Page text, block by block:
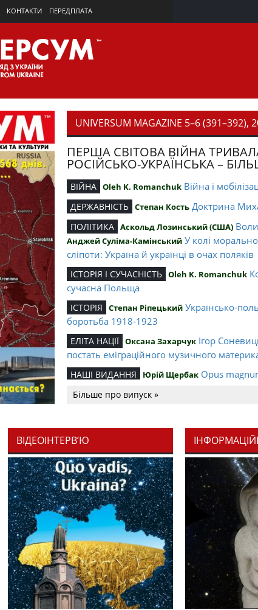
КОНТАКТИ ПЕРЕДПЛАТА
UNIVERSUM MAGAZINE 5–6 (391–392),
ПЕРША СВІТОВА ВІЙНА
РОСІЙСЬКО-УКРАЇНСЬКА –
ВІЙНА Oleh K. Romanchuk Війна і
ДЕРЖАВНІСТЬ Степан Кость Доктрина
ПОЛІТИКА Аскольд Лозинський (США)
Анджей Суліма-Камінський У колі
сліпоти: Україна й українці в очах поляків
ІСТОРІЯ І СУЧАСНІСТЬ Oleh K. Romanchuk
сучасна Польща
ІСТОРІЯ Степан Ріпецький Українсько-
боротьба 1918-1923
ЕЛІТА НАЦІЇ Оксана Захарчук Ігор
постать еміграційного музичного
НАШІ ВИДАННЯ Юрій Щербак Opus
Романчука
Editorial
Журавель і
української політстратегії й тактики
Більше про випуск »
ВІДЕОІНТЕРВ’Ю